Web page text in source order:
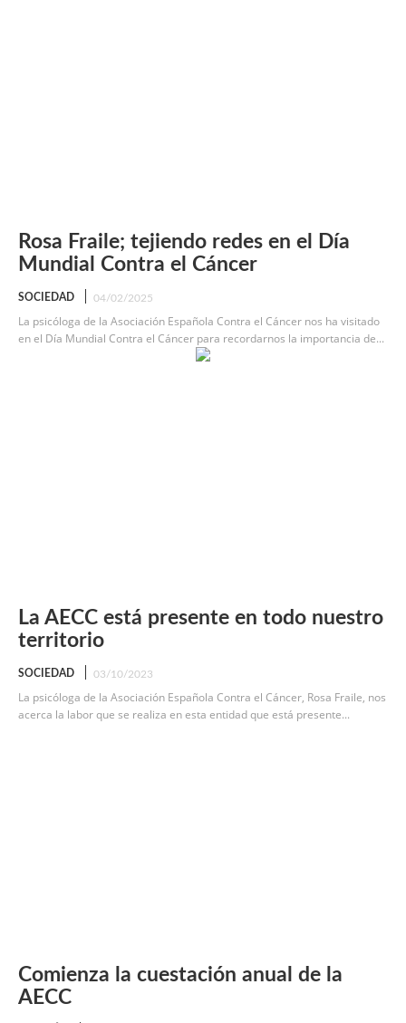
Rosa Fraile; tejiendo redes en el Día
Mundial Contra el Cáncer
SOCIEDAD 04/02/2025
La psicóloga de la Asociación Española Contra el Cáncer nos ha visitado
en el Día Mundial Contra el Cáncer para recordarnos la importancia de...
La AECC está presente en todo nuestro
territorio
SOCIEDAD 03/10/2023
La psicóloga de la Asociación Española Contra el Cáncer, Rosa Fraile, nos
acerca la labor que se realiza en esta entidad que está presente...
Comienza la cuestación anual de la
AECC